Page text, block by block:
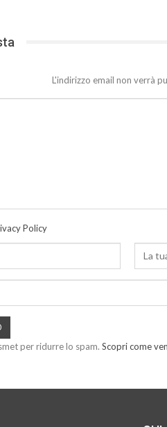
L'indirizzo email non verrà
Policy
per ridurre lo spam. Scopri come